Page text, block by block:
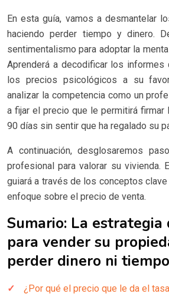
En esta guía, vamos a desmantelar
haciendo perder tiempo y dinero.
sentimentalismo para adoptar la
Aprenderá a decodificar los informes
los precios psicológicos a su
analizar la competencia como un
a fijar el precio que le permitirá firmar
90 días sin sentir que ha regalado su
A continuación, desglosaremos
profesional para valorar su vivienda.
guiará a través de los conceptos
enfoque sobre el precio de venta.
Sumario: La estrategia
para vender su
perder dinero ni tiempo
¿Por qué el precio que le da el